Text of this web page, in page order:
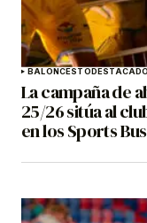
BALONCESTO
La campaña de
25/26 sitúa al
en los Sports